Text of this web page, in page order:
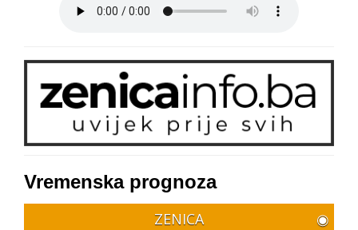
Vremenska prognoza
ZENICA ◉